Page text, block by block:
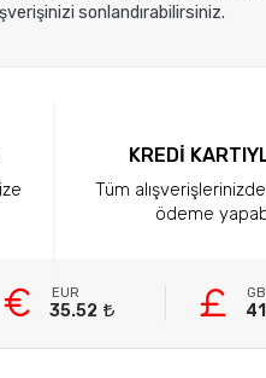
sonlandırabilirsiniz.
KREDİ
Tüm
ödeme
EUR
35.52